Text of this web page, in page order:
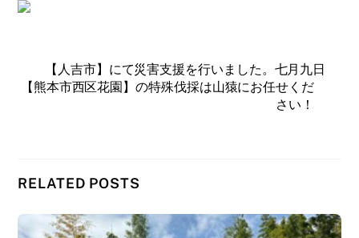
【人吉市】にて災害支援を行いました。七月九日
【熊本市西区花園】の特殊伐採は山猿にお任せくだ
さい！
RELATED POSTS